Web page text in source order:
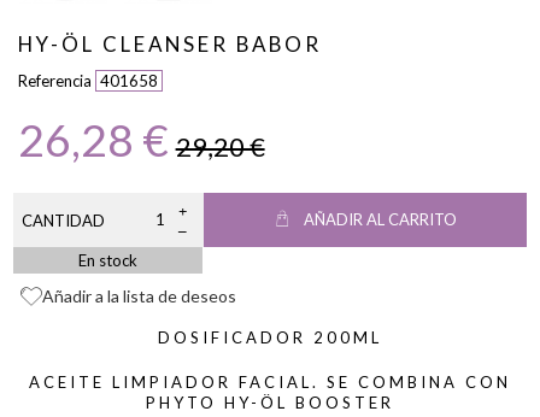
HY-ÖL CLEANSER BABOR
Referencia 401658
26,28 € 29,20 €
CANTIDAD AÑADIR AL CARRITO
En stock
Añadir a la lista de deseos
DOSIFICADOR 200ML
ACEITE LIMPIADOR FACIAL. SE COMBINA CON
PHYTO HY-ÖL BOOSTER